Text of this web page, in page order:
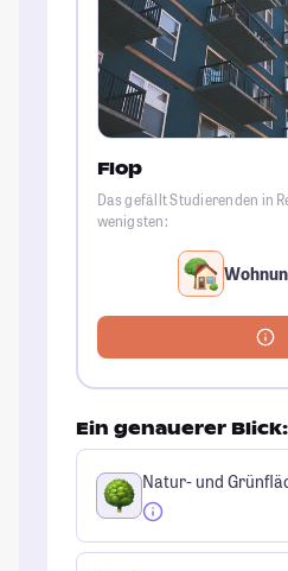
Flop
Das gefällt Studierenden in
wenigsten:
Ein genauerer Blick:
Natur- und